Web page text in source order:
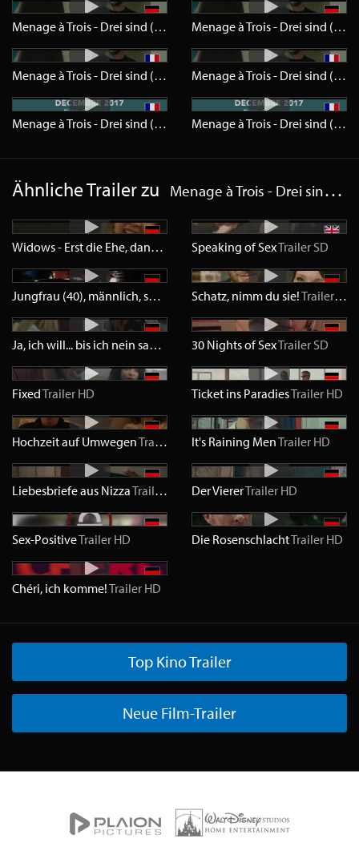
Menage à Trois - Drei sind (k)einer zu viel Trailer HD Menage à Trois - Drei sind (k)einer zu viel
Menage à Trois - Drei sind (k)einer zu viel Trailer HD Menage à Trois - Drei sind (k)einer zu viel
Menage à Trois - Drei sind (k)einer zu viel Teaser HD Menage à Trois - Drei sind (k)einer zu viel
Ähnliche Trailer zu Menage à Trois - Drei sind (k)einer zu viel
Widows - Erst die Ehe, dann das Vergnügen Trailer SD
Speaking of SexTrailer SD
Jungfrau (40), männlich, sucht... Trailer SD
Schatz, nimm du sie!TrailerHD
Ja, ich will... bis ich nein sage TrailerHD
30 Nights of SexTrailer SD
FixedTrailer HD Ticket ins ParadiesTrailer HD
Hochzeit auf UmwegenTrailer It's Raining MenTrailer HD
Liebesbriefe aus NizzaTrailer Der ViererTrailer HD
Sex-PositiveTrailer HD Die RosenschlachtTrailer HD
Chéri, ich komme!Trailer HD
Top Kino Trailer
Neue Film-Trailer